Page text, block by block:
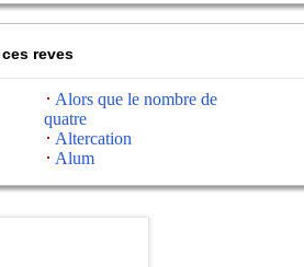
reves
Alors que le nombre de
quatre
Altercation
Alum